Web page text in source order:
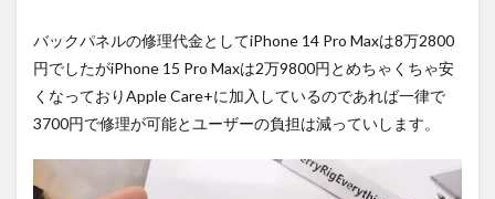
バックパネルの修理代金としてiPhone 14 Pro Maxは8万2800
円でしたがiPhone 15 Pro Maxは2万9800円とめちゃくちゃ安
くなっておりApple Care+に加入しているのであれば一律で
3700円で修理が可能とユーザーの負担は減っていします。